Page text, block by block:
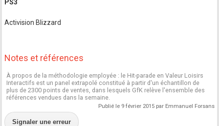
PS3
Activision Blizzard
Notes et références
À propos de la méthodologie employée : le Hit-parade en Valeur Loisirs
Interactifs est un panel extrapolé constitué à partir d'un échantillon de
plus de 2300 points de ventes, dans lesquels GfK relève l'ensemble des
références vendues dans la semaine.
Publié le 9 février 2015 par Emmanuel Forsans
Signaler une erreur